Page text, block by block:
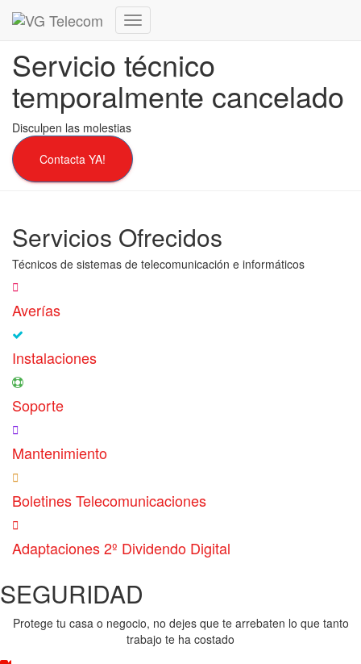
Cambiar
de
navegación
Servicio técnico
temporalmente cancelado
Disculpen las molestias
Contacta YA!
Servicios Ofrecidos
Técnicos de sistemas de telecomunicación e informáticos
Averías
Instalaciones
Soporte
Mantenimiento
Boletines Telecomunicaciones
Adaptaciones 2º Dividendo Digital
SEGURIDAD
Protege tu casa o negocio, no dejes que te arrebaten lo que tanto
trabajo te ha costado